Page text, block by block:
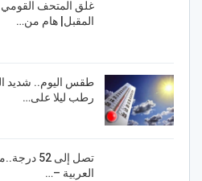
غلق المتحف
المقبل| هام من…
طقس اليوم.. شديد
رطب ليلا على…
تصل إلى
العربية –…